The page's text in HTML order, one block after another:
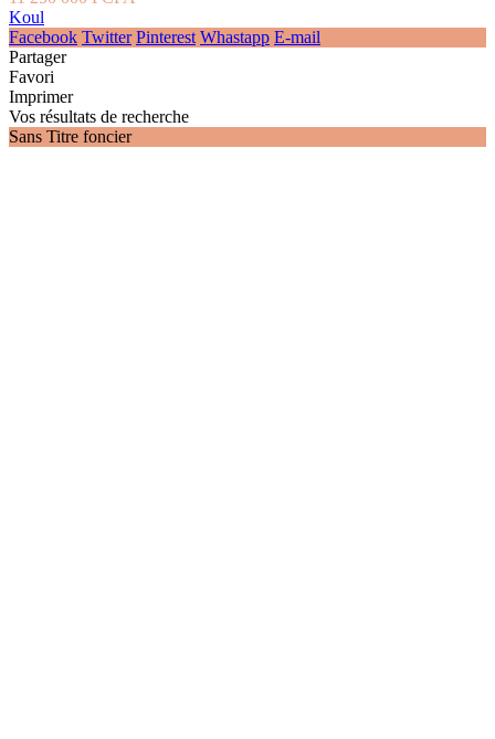
Koul
Facebook Twitter Pinterest Whastapp E-mail
Partager
Favori
Imprimer
Vos résultats de recherche
Sans Titre foncier